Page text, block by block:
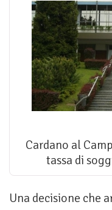
Cardano al
tassa di
Una decisione che